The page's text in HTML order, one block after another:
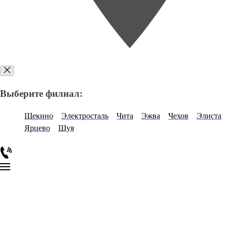
Выберите филиал:
Щекино Электросталь Чита Эжва Чехов
Элиста
Ярцево
Шуя